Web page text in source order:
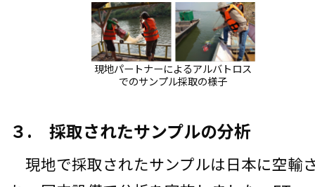
現地パートナーによるアルバトロス
でのサンプル採取の様子
３. 採取されたサンプルの分析
現地で採取されたサンプルは日本に空輸